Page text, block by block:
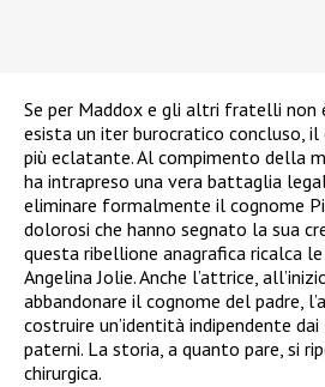
Se per Maddox e gli altri fratelli non
esista un iter burocratico concluso, il
più eclatante. Al compimento della
ha intrapreso una vera battaglia
eliminare formalmente il cognome
dolorosi che hanno segnato la sua
questa ribellione anagrafica ricalca
Angelina Jolie. Anche l’attrice,
abbandonare il cognome del padre,
costruire un’identità indipendente dai
paterni. La storia, a quanto pare, si
chirurgica.